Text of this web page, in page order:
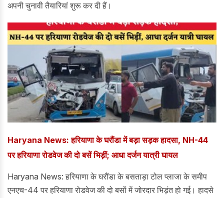
अपनी चुनावी तैयारियां शुरू कर दी हैं।
Haryana News: हरियाणा के घरौंडा में बड़ा सड़क हादसा, NH-44
पर हरियाणा रोडवेज की दो बसें भिड़ीं; आधा दर्जन यात्री घायल
Haryana News: हरियाणा के घरौंडा के बसताड़ा टोल प्लाजा के समीप
एनएच-44 पर हरियाणा रोडवेज की दो बसों में जोरदार भिड़ंत हो गई। हादसे